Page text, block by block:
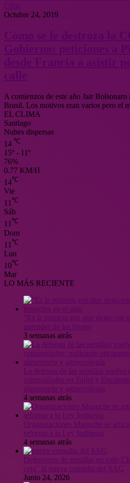
Octubre 24, 2019
A comienzos de este año Jair
Brasil. Los motivos eran varios pero el
EL CLIMA
Santiago
Nubes dispersas
14 ℃
15º - 11º
76%
0.77 KM/H
14℃
Vie
11℃
Sáb
11℃
Dom
11 ℃
Lun
10℃
Mar
LO MÁS RECIENTE
3 semanas atrás
4 semanas atrás
Organizaciones Mapuche se
reforma a la Ley Indígena
4 semanas atrás
Defensores de semillas en todo
ceja” la nueva consulta del SAG
Junio 24, 2026